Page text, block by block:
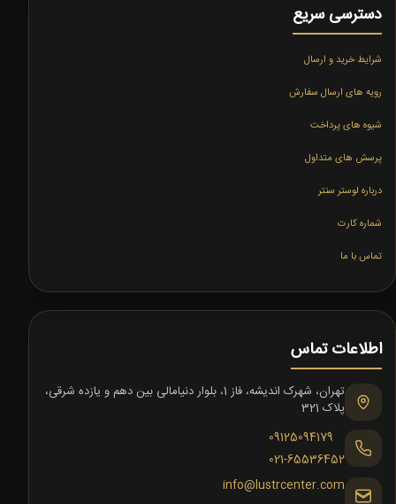
دسترسی سریع
شرایط خرید و ارسال
رویه های ارسال سفارش
شیوه های پرداخت
پرسش های متداول
درباره لوستر سنتر
شماره کارت
تماس با ما
اطلاعات تماس
تهران، شهرک اندیشه، فاز 1، بلوار دنیامالی بین دهم و یازده شرقی،
پلاک 321
09125094179
021-65536452
info@lustrcenter.com